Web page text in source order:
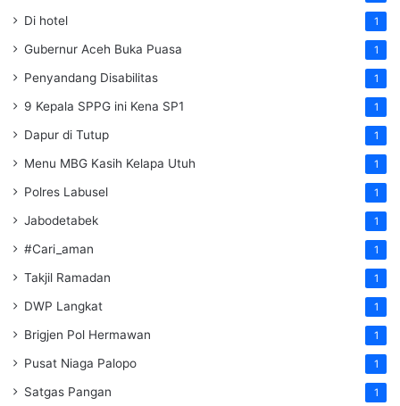
Di hotel 1
Gubernur Aceh Buka Puasa 1
Penyandang Disabilitas 1
9 Kepala SPPG ini Kena SP1 1
Dapur di Tutup 1
Menu MBG Kasih Kelapa Utuh 1
Polres Labusel 1
Jabodetabek 1
#Cari_aman 1
Takjil Ramadan 1
DWP Langkat 1
Brigjen Pol Hermawan 1
Pusat Niaga Palopo 1
Satgas Pangan 1